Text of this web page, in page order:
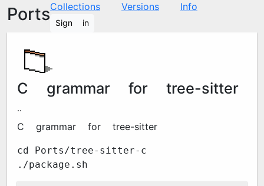
PortsCollections Versions Info
Sign in
C grammar for tree-sitter
0.24.1
C grammar for tree-sitter
cd Ports/tree-sitter-c
./package.sh